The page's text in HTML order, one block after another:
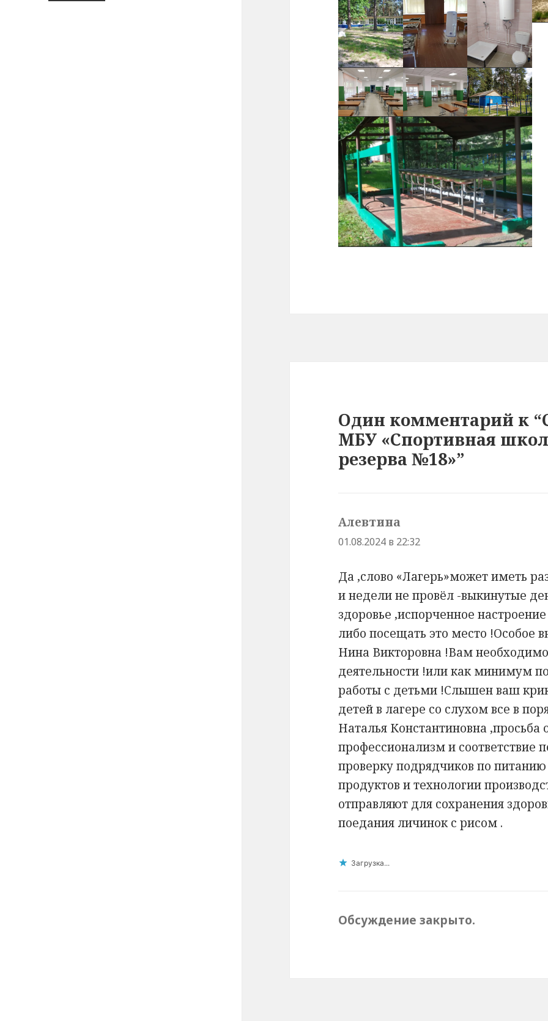
Один комментарий к
МБУ «Спортивная
резерва №18»”
Алевтина
01.08.2024 в 22:32
Да ,слово «Лагерь»может иметь
и недели не провёл -выкинутые
здоровье ,испорченное
либо посещать это место !Особое
Нина Викторовна !Вам
деятельности !или как минимум
работы с детьми !Слышен ваш
детей в лагере со слухом все в
Наталья Константиновна ,просьба
профессионализм и соответствие
проверку подрядчиков по питанию
продуктов и технологии
отправляют для сохранения
поедания личинок с рисом .
Загрузка...
Обсуждение закрыто.